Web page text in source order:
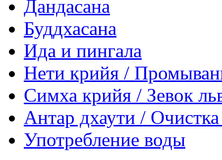
Дандасана
Буддхасана
Ида и пингала
Нети крийя /
Симха крийя / Зевок
Антар дхаути /
Употребление воды